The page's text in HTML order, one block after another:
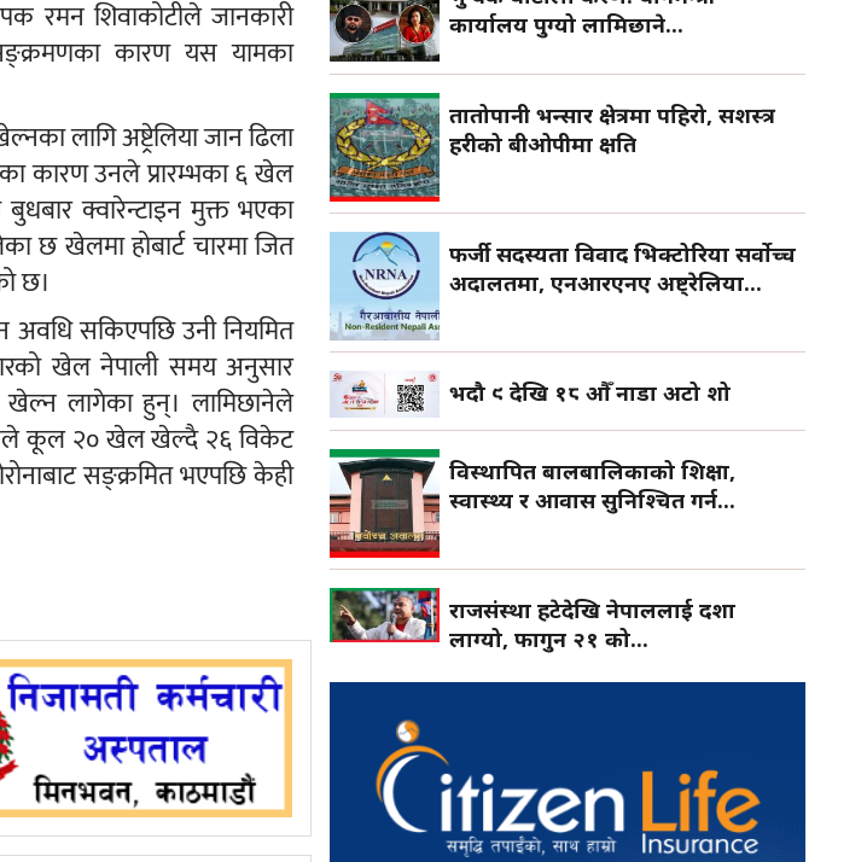
रमन शिवाकोटीले जानकारी
कारण यस यामका
लागि अष्ट्रेलिया जान ढिला
कारण उनले प्रारम्भका ६ खेल
क्वारेन्टाइन मुक्त भएका
छ खेलमा होबार्ट चारमा जित
छ।
अवधि सकिएपछि उनी नियमित
खेल नेपाली समय अनुसार
लागेका हुन्। लामिछानेले
उनले कूल २० खेल खेल्दै २६ विकेट
सङ्क्रमित भएपछि केही
कार्यालय पुग्यो लामिछाने...
तातोपानी भन्सार क्षेत्रमा पहिरो, सशस्त्र
प्रहरीको बीओपीमा क्षति
फर्जी सदस्यता विवाद भिक्टोरिया सर्वोच्च
अदालतमा, एनआरएनए अष्ट्रेलिया...
भदौ ९ देखि १८ औँ नाडा अटो शो
विस्थापित बालबालिकाको शिक्षा,
स्वास्थ्य र आवास सुनिश्चित गर्न...
राजसंस्था हटेदेखि नेपाललाई दशा
लाग्यो, फागुन २१ को...